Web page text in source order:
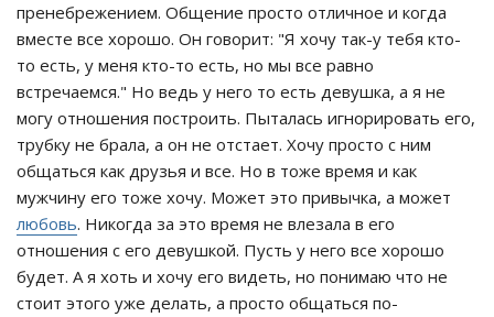
пренебрежением. Общение просто отличное и когда
вместе все хорошо. Он говорит: "Я хочу так-у тебя кто-
то есть, у меня кто-то есть, но мы все равно
встречаемся." Но ведь у него то есть девушка, а я не
могу отношения построить. Пыталась игнорировать его,
трубку не брала, а он не отстает. Хочу просто с ним
общаться как друзья и все. Но в тоже время и как
мужчину его тоже хочу. Может это привычка, а может
любовь. Никогда за это время не влезала в его
отношения с его девушкой. Пусть у него все хорошо
будет. А я хоть и хочу его видеть, но понимаю что не
стоит этого уже делать, а просто общаться по-